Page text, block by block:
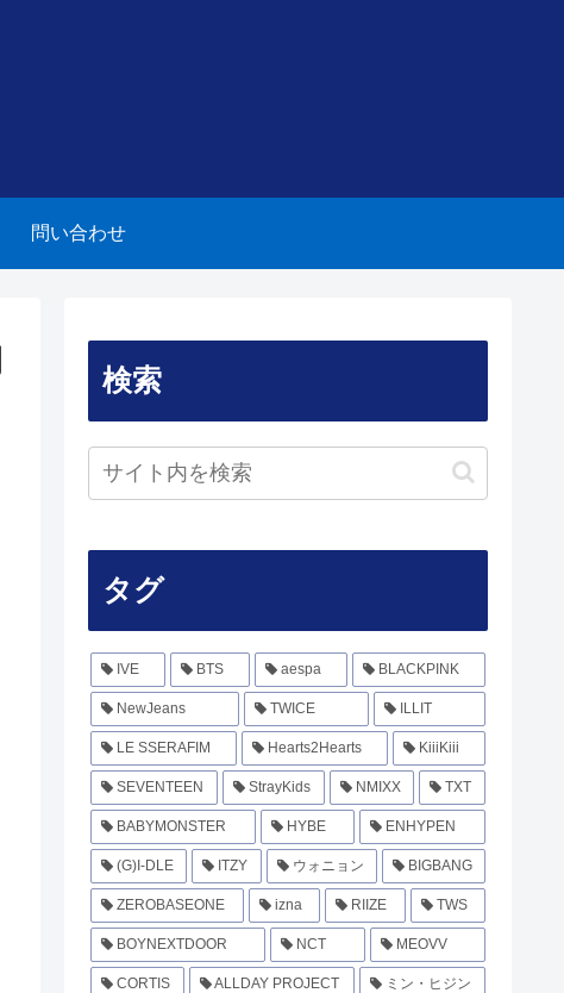
問い合わせ
検索
タグ
IVE BTS aespa BLACKPINK
NewJeans TWICE ILLIT
LE SSERAFIM Hearts2Hearts KiiiKiii
SEVENTEEN StrayKids NMIXX TXT
BABYMONSTER HYBE ENHYPEN
(G)I-DLE ITZY ウォニョン BIGBANG
ZEROBASEONE izna RIIZE TWS
BOYNEXTDOOR NCT MEOVV
CORTIS ALLDAY PROJECT ミン・ヒジン